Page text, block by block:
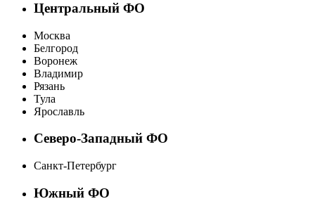
Центральный ФО
Москва
Белгород
Воронеж
Владимир
Рязань
Тула
Ярославль
Северо-Западный ФО
Санкт-Петербург
Южный ФО